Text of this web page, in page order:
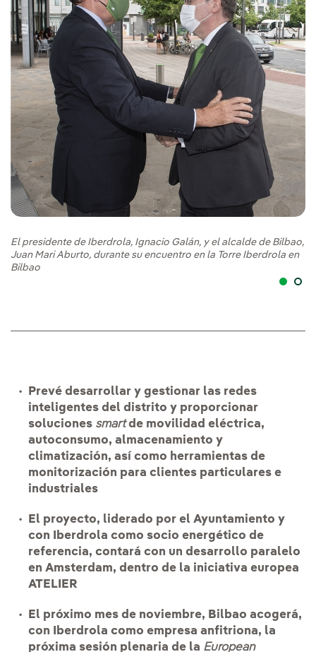
El presidente de Iberdrola, Ignacio Galán, y el alcalde de Bilbao,
Juan Mari Aburto, durante su encuentro en la Torre Iberdrola en
Bilbao
Prevé desarrollar y gestionar las redes
inteligentes del distrito y proporcionar
soluciones smartde movilidad eléctrica,
autoconsumo, almacenamiento y
climatización, así como herramientas de
monitorización para clientes particulares e
industriales
El proyecto, liderado por el Ayuntamiento y
con Iberdrola como socio energético de
referencia, contará con un desarrollo paralelo
en Amsterdam, dentro de la iniciativa europea
ATELIER
El próximo mes de noviembre, Bilbao acogerá,
con Iberdrola como empresa anfitriona, la
próxima sesión plenaria de la European